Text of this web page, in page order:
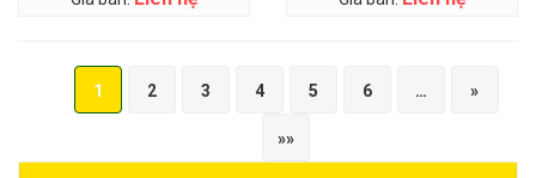
1 2 3 4 5 6 … »
»»